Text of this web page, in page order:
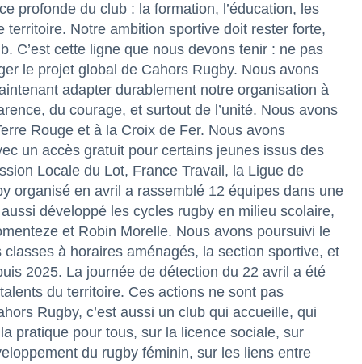
profonde du club : la formation, l’éducation, les
Notre ambition sportive doit rester forte,
C’est cette ligne que nous devons tenir : ne pas
le projet global de Cahors Rugby. Nous avons
adapter durablement notre organisation à
du courage, et surtout de l’unité. Nous avons
Rouge et à la Croix de Fer. Nous avons
un accès gratuit pour certains jeunes issus des
Locale du Lot, France Travail, la Ligue de
organisé en avril a rassemblé 12 équipes dans une
développé les cycles rugby en milieu scolaire,
et Robin Morelle. Nous avons poursuivi le
à horaires aménagés, la section sportive, et
2025. La journée de détection du 22 avril a été
du territoire. Ces actions ne sont pas
Rugby, c’est aussi un club qui accueille, qui
pratique pour tous, sur la licence sociale, sur
du rugby féminin, sur les liens entre